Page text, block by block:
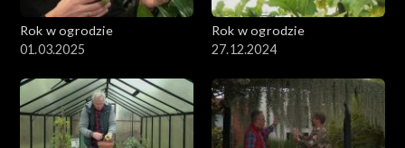
Rok w ogrodzie
01.03.2025
Rok w ogrodzie
27.12.2024